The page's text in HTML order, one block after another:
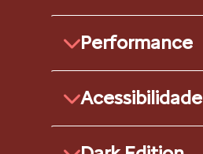
Performance
Acessibilidade